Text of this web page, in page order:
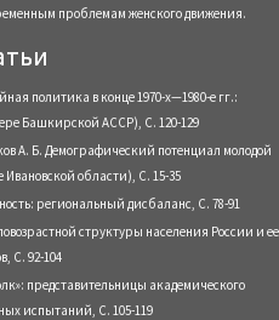
проблемам женского движения.
политика в конце 1970-х—1980-е гг.:
Башкирской АССР), С. 120-129
А. Б. Демографический потенциал молодой
области), С. 15-35
региональный дисбаланс, С. 78-91
структуры населения России и ее
С. 92-104
представительницы академического
испытаний, С. 105-119